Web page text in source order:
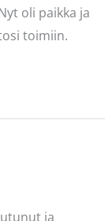
oli paikka ja
toimiin.
ja